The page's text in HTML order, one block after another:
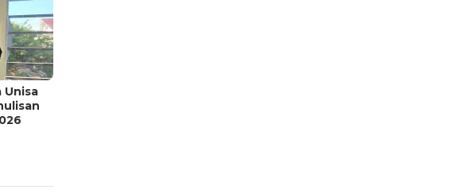
Unisa